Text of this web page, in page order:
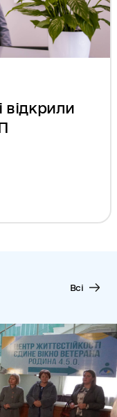
відкрили
Всі